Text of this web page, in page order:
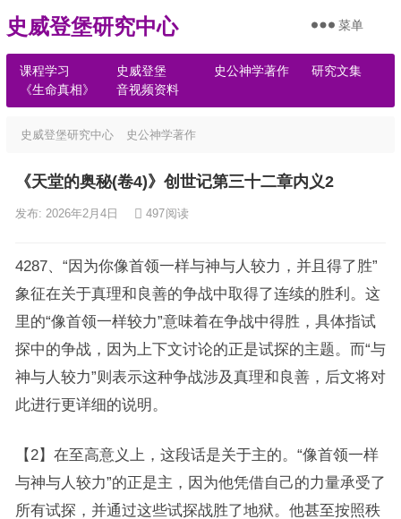
史威登堡研究中心
课程学习 史威登堡 史公神学著作
研究文集
《生命真相》
音视频资料
菜单
史威登堡研究中心 史公神学著作
《天堂的奥秘(卷4)》创世记第三十二章内义2
发布: 2026年2月4日 497阅读
4287、“因为你像首领一样与神与人较力，并且得了胜”
象征在关于真理和良善的争战中取得了连续的胜利。这
里的“像首领一样较力”意味着在争战中得胜，具体指试
探中的争战，因为上下文讨论的正是试探的主题。而“与
神与人较力”则表示这种争战涉及真理和良善，后文将对
此进行更详细的说明。
【2】在至高意义上，这段话是关于主的。“像首领一样
与神与人较力”的正是主，因为他凭借自己的力量承受了
所有试探，并通过这些试探战胜了地狱。他甚至按照秩